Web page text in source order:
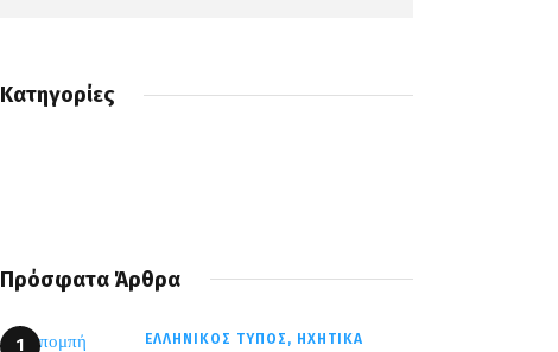
Κατηγορίες
Πρόσφατα Άρθρα
ΕΛΛΗΝΙΚΌΣ ΤΎΠΟΣ, ΗΧΗΤΙΚΆ